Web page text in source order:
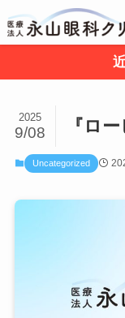
『ロ
2025
9/08
Uncategorized